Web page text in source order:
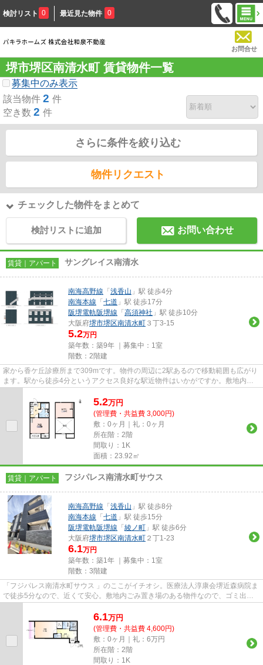
検討リスト 0 最近見た物件 0
お問合せ
堺市堺区南清水町 賃貸物件一覧
募集中のみ表示
該当物件 2 件
空き数 2 件
さらに条件を絞り込む
物件リクエスト
チェックした物件をまとめて
検討リストに追加 お問い合わせ
賃貸｜アパート サングレイス南清水
南海高野線 「 浅香山 」駅 徒歩4分
南海本線 「 七道 」駅 徒歩17分
阪堺電軌阪堺線 「 高須神社 」駅 徒歩10分
大阪府堺市堺区南清水町 ３丁3-15
5.2万円
築年数：築9年 ｜募集中： 1室
階数：2階建
家から香ケ丘診療所まで309mです。物件の周辺に2駅あるので移動範囲も広がり
ます。駅から徒歩4分というアクセス良好な駅近物件はいかがですか。敷地内に
5.2万円
(管理費・共益費 3,000円)
敷：0ヶ月｜礼：0ヶ月
所在階：2階
間取り：1K
面積：23.92㎡
賃貸｜アパート フジパレス南清水町サウス
南海高野線 「 浅香山 」駅 徒歩8分
南海本線 「 七道 」駅 徒歩15分
阪堺電軌阪堺線 「 綾ノ町 」駅 徒歩6分
大阪府堺市堺区南清水町 ２丁1-23
6.1万円
築年数：築1年 ｜募集中： 1室
階数：3階建
「フジパレス南清水町サウス 」のここがイチオシ。医療法人淳康会堺近森病院ま
で徒歩5分なので、近くて安心。敷地内ごみ置き場のある物件なので、ゴミ出し
6.1万円
(管理費・共益費 4,600円)
敷：0ヶ月｜礼：6万円
所在階：2階
間取り：1K